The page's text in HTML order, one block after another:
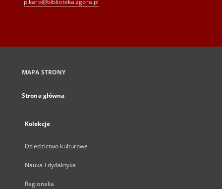
p.karp@biblioteka.zgora.pl
MAPA STRONY
Strona główna
Kolekcje
Dziedzictwo kulturowe
Nauka i dydaktyka
Regionalia